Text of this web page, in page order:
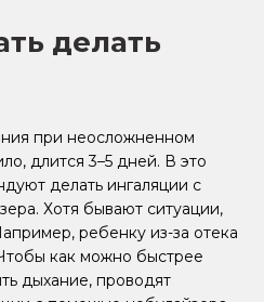
делать
при неосложненном
длится 3–5 дней. В это
делать ингаляции с
Хотя бывают ситуации,
ребенку из-за отека
как можно быстрее
дыхание, проводят